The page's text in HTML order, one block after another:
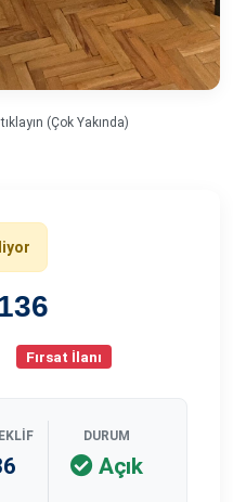
(Çok Yakında)
Fırsat İlanı
DURUM
Açık